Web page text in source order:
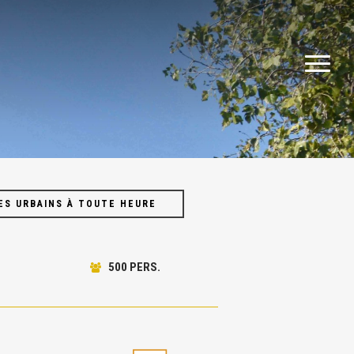
Menu
URBAINS À TOUTE HEURE
500 PERS.
Menu